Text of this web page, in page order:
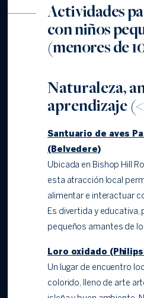
Actividades
con niños
(menores de
Naturaleza,
aprendizaje
Santuario de aves
(Belvedere)
Ubicada en Bishop Hill
esta atracción local
alimentar e interactuar
Es divertida y educativa,
pequeños amantes de
Loro oxidado
Un lugar de encuentro
colorido, lleno de arte